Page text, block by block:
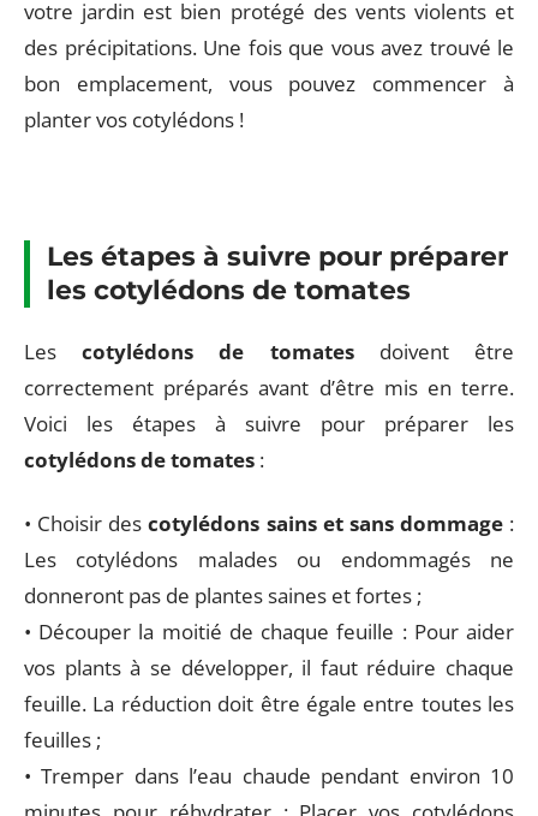
votre jardin est bien protégé des vents violents et
des précipitations. Une fois que vous avez trouvé le
bon emplacement, vous pouvez commencer à
planter vos cotylédons !
Les étapes à suivre pour préparer
les cotylédons de tomates
Lescotylédons de tomatesdoivent être
correctement préparés avant d’être mis en terre.
Voici les étapes à suivre pour préparer les
cotylédons de tomates :
• Choisir descotylédons sains et sans dommage:
Les cotylédons malades ou endommagés ne
donneront pas de plantes saines et fortes ;
• Découper la moitié de chaque feuille : Pour aider
vos plants à se développer, il faut réduire chaque
feuille. La réduction doit être égale entre toutes les
feuilles ;
• Tremper dans l’eau chaude pendant environ 10